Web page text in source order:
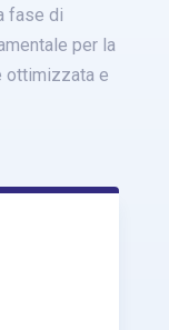
fase di
per la
ottimizzata e